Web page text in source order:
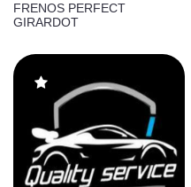
FRENOS PERFECT
GIRARDOT